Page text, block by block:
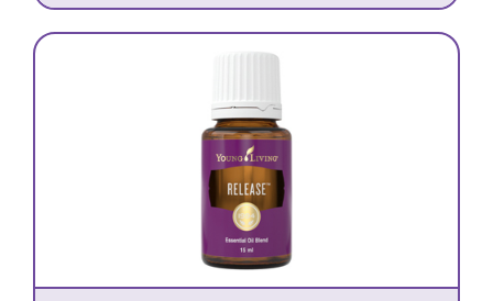
Körperfunktionen.
Enthält patentiertes Melonensaftkonzentrakt..
Kombiniert Magnesiumhydroxid und
Magnesiumcitrat für eine optimale tägliche
Dosis Magnesium.